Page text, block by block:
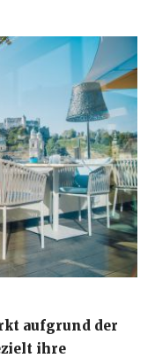
aufgrund der
ihre